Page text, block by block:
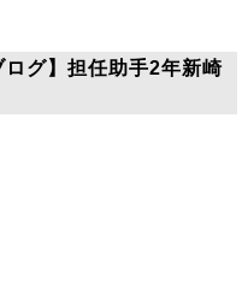
グ】担任助手2年新崎